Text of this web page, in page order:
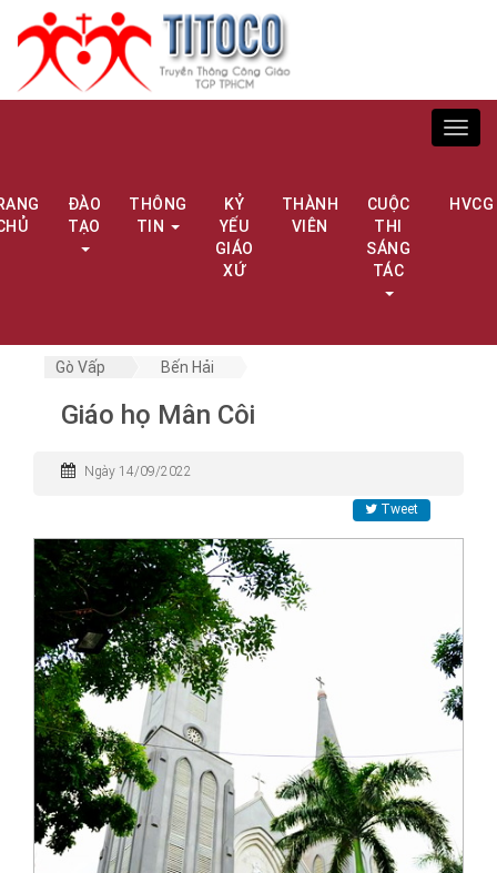
ĐÀO
TẠO
THÔNG
TIN
KỶ
YẾU
GIÁO
XỨ
THÀNH
VIÊN
CUỘC
THI
SÁNG
TÁC
HVCG
Gò Vấp Bến Hải
Giáo họ Mân Côi
Ngày 14/09/2022
Tweet